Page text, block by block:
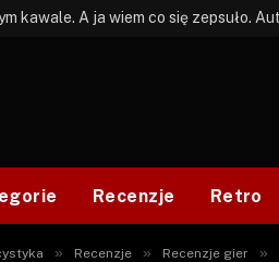
Recenzje Retro
» Recenzje » Recenzje gier »